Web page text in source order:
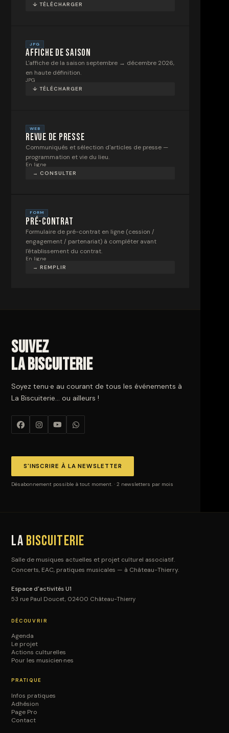
↓ TÉLÉCHARGER
JPG
Affiche de saison
L'affiche de la saison septembre → décembre 2026,
en haute définition.
JPG
↓ TÉLÉCHARGER
WEB
Revue de presse
Communiqués et sélection d'articles de presse —
programmation et vie du lieu.
En ligne
→ CONSULTER
FORM
Pré-contrat
Formulaire de pré-contrat en ligne (cession /
engagement / partenariat) à compléter avant
l'établissement du contrat.
En ligne
→ REMPLIR
Suivez
La Biscuiterie
Soyez tenu·e au courant de tous les événements à
La Biscuiterie… ou ailleurs !
S'INSCRIRE À LA NEWSLETTER
Désabonnement possible à tout moment. · 2 newsletters par mois
La Biscuiterie
Salle de musiques actuelles et projet culturel associatif.
Concerts, EAC, pratiques musicales — à Château-Thierry.
Espace d'activités U1
53 rue Paul Doucet, 02400 Château-Thierry
DÉCOUVRIR
Agenda
Le projet
Actions culturelles
Pour les musicien·nes
PRATIQUE
Infos pratiques
Adhésion
Page Pro
Contact